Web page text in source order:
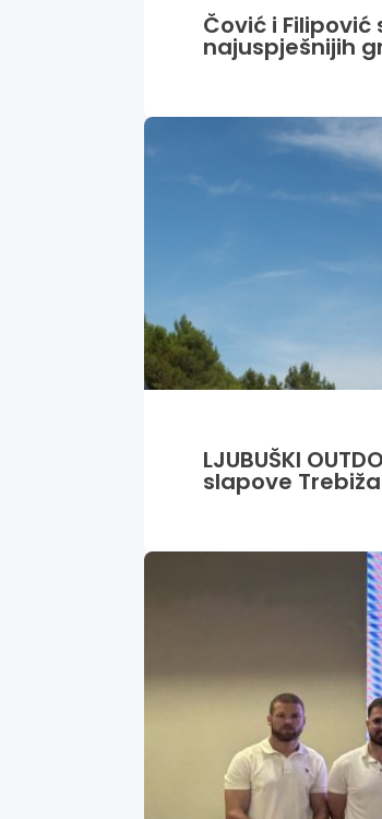
Čović i
najuspješnijih
LJUBUŠKI
slapove